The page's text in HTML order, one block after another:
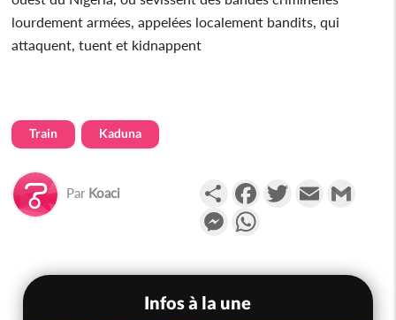
lourdement armées, appelées localement bandits, qui
attaquent, tuent et kidnappent
Train Kaduna
Par Koaci PartagerFacebookTwitterEmail
Messenger
Infos à la une